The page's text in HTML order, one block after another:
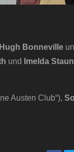
Hugh Bonneville
und Imelda
Austen Club“),